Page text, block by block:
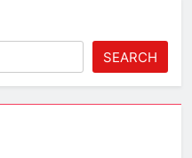
SEARCH